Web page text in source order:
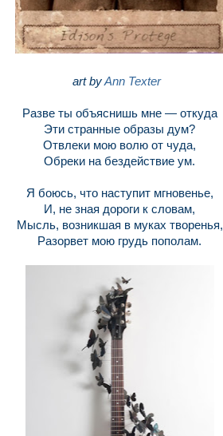
art byAnn Texter
Разве ты объяснишь мне — откуда
Эти странные образы дум?
Отвлеки мою волю от чуда,
Обреки на бездействие ум.
Я боюсь, что наступит мгновенье,
И, не зная дороги к словам,
Мысль, возникшая в муках творенья,
Разорвет мою грудь пополам.